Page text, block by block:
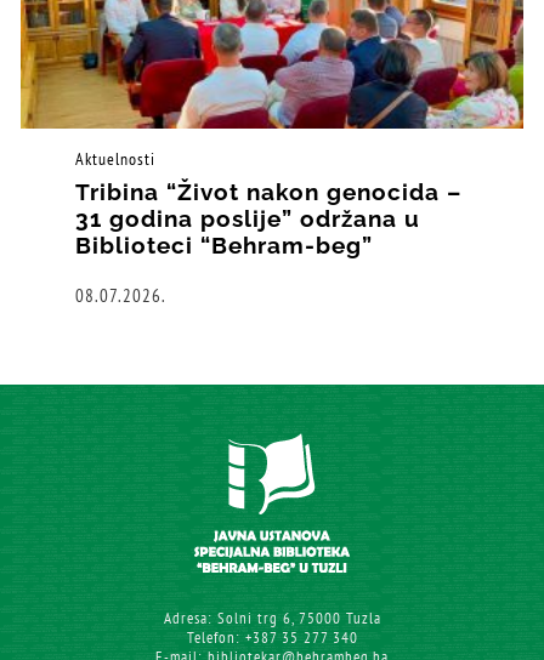
Aktuelnosti
Tribina “Život nakon genocida –
31 godina poslije” održana u
Biblioteci “Behram-beg”
08.07.2026.
Adresa: Solni trg 6, 75000 Tuzla
Telefon: +387 35 277 340